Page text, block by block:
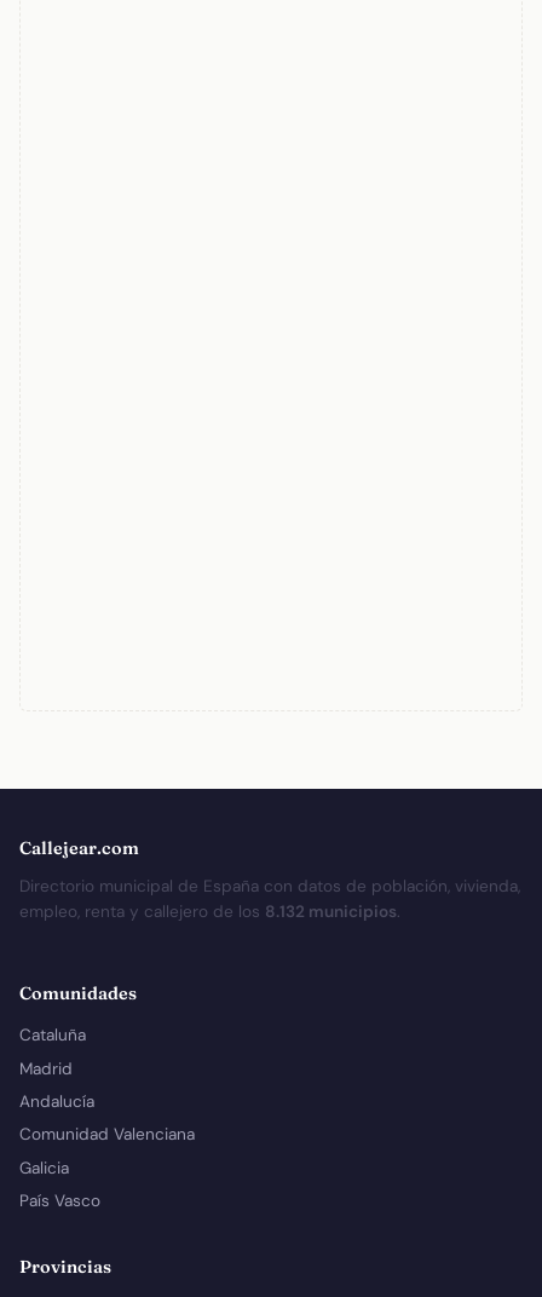
Callejear.com
Directorio municipal de España con datos de población, vivienda,
empleo, renta y callejero de los 8.132 municipios.
Comunidades
Cataluña
Madrid
Andalucía
Comunidad Valenciana
Galicia
País Vasco
Provincias